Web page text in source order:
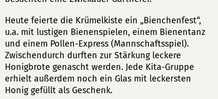
Heute feierte die Krümelkiste ein „Bienchenfest“,
u.a. mit lustigen Bienenspielen, einem Bienentanz
und einem Pollen-Express (Mannschaftsspiel).
Zwischendurch durften zur Stärkung leckere
Honigbrote genascht werden. Jede Kita-Gruppe
erhielt außerdem noch ein Glas mit leckersten
Honig gefüllt als Geschenk.